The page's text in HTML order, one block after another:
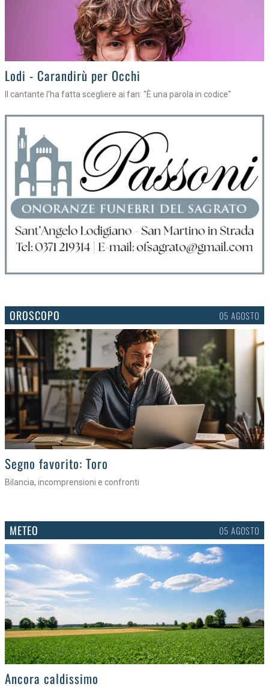
Lodi - Carandirù per Occhi
Il cantante l'ha fatta scegliere ai fan: "È una parola in codice"
OROSCOPO 05 AGOSTO
>
Segno favorito: Toro
Bilancia, incomprensioni e confronti
METEO 05 AGOSTO
>
Ancora caldissimo